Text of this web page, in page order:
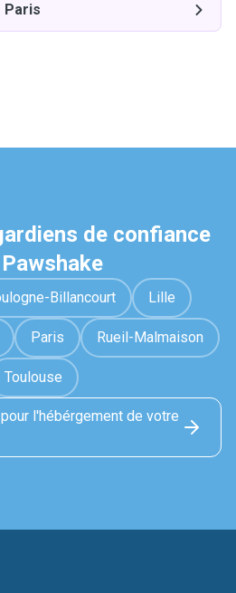
Paris
de confiance
Billancourt Lille
Paris Rueil-Malmaison
Toulouse
l'hébérgement de votre